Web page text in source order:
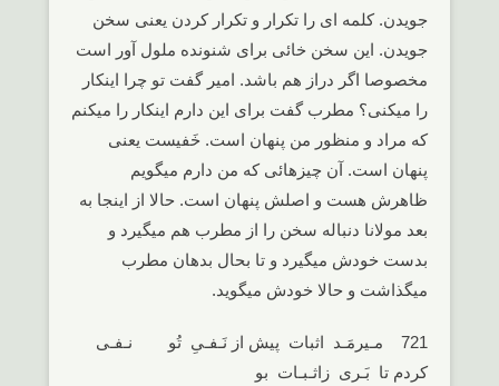
جویدن. کلمه ای را تکرار و تکرار کردن یعنی سخن
جویدن. این سخن خائی برای شنونده ملول آور است
مخصوصا اگر دراز هم باشد. امیر گفت تو چرا اینکار
را میکنی؟ مطرب گفت برای این دارم اینکار را میکنم
که مراد و منظور من پنهان است. خَفیست یعنی
پنهان است. آن چیزهائی که من دارم میگویم
ظاهرش هست و اصلش پنهان است. حالا از اینجا به
بعد مولانا دنباله سخن را از مطرب هم میگیرد و
بدست خودش میگیرد و تا بحال بدهان مطرب
میگذاشت و حالا خودش میگوید.
721 مـیرمَـد اثبات پیش از نَـفـیِ تُو نـفـی
کردم تا بَـری زاثـبـات بو